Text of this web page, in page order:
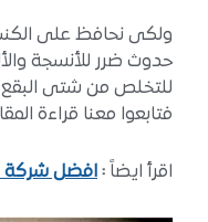
ولكى نحافظ على
حدوث ضرر للأنسجة
للتخلص من شتى البقع
فتابعوا معنا قراءة
اقرأ ايضاً :افضل شركة